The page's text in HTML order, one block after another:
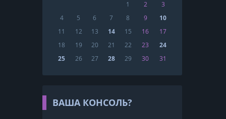
1
2
3
4
5 6 7 8 9
10
11
12 13 14 15 16
17
18
19 20 21 22 23
24
25
26 27 28 29 30 31
ВАША КОНСОЛЬ?